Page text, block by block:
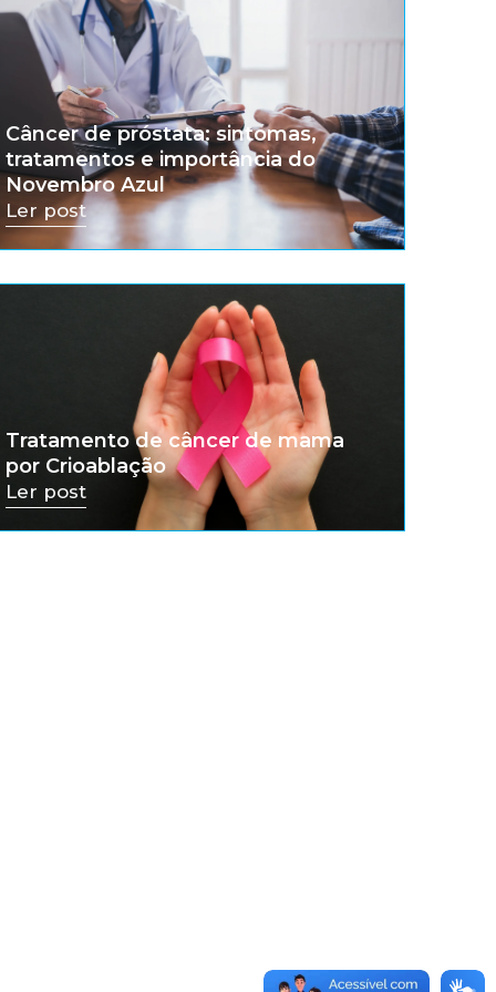
Câncer de próstata: sintomas,
tratamentos e importância do
Novembro Azul
Ler post
Tratamento de câncer de mama
por Crioablação
Ler post